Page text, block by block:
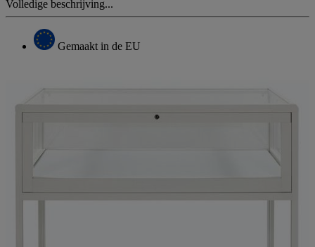
Volledige beschrijving...
Gemaakt in de EU